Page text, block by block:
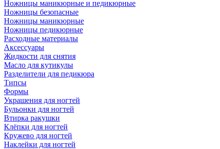
Ножницы маникюрные и педикюрные
Ножницы безопасные
Ножницы маникюрные
Ножницы педикюрные
Расходные материалы
Аксессуары
Жидкости для снятия
Масло для кутикулы
Разделители для педикюра
Типсы
Формы
Украшения для ногтей
Бульонки для ногтей
Втирка ракушки
Клёпки для ногтей
Кружево для ногтей
Наклейки для ногтей